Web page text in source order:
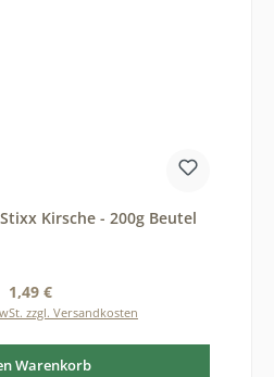
Kirsche - 200g Beutel
Regulärer Preis:
1,49 €
zzgl. Versandkosten
Warenkorb